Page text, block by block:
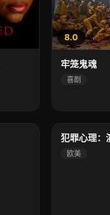
8.0
牢笼鬼魂
喜剧
欧美